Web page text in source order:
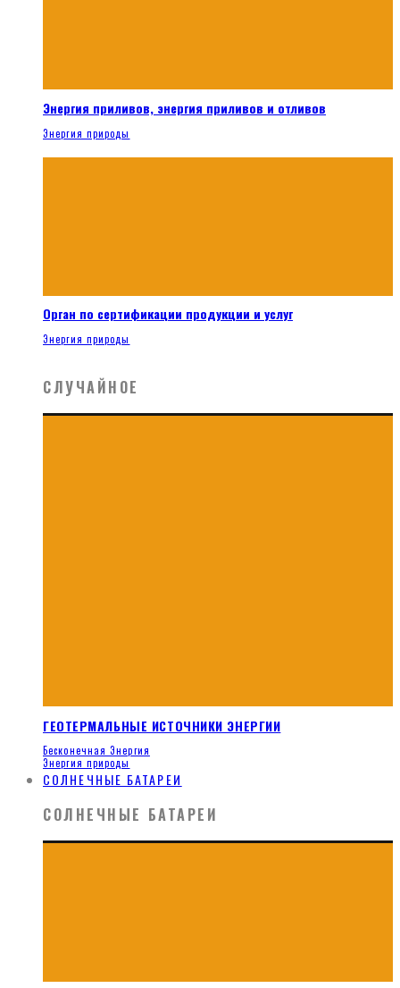
Энергия приливов, энергия приливов и отливов
Энергия природы
Орган по сертификации продукции и услуг
Энергия природы
СЛУЧАЙНОЕ
ГЕОТЕРМАЛЬНЫЕ ИСТОЧНИКИ ЭНЕРГИИ
Бесконечная Энергия
Энергия природы
СОЛНЕЧНЫЕ БАТАРЕИ
СОЛНЕЧНЫЕ БАТАРЕИ